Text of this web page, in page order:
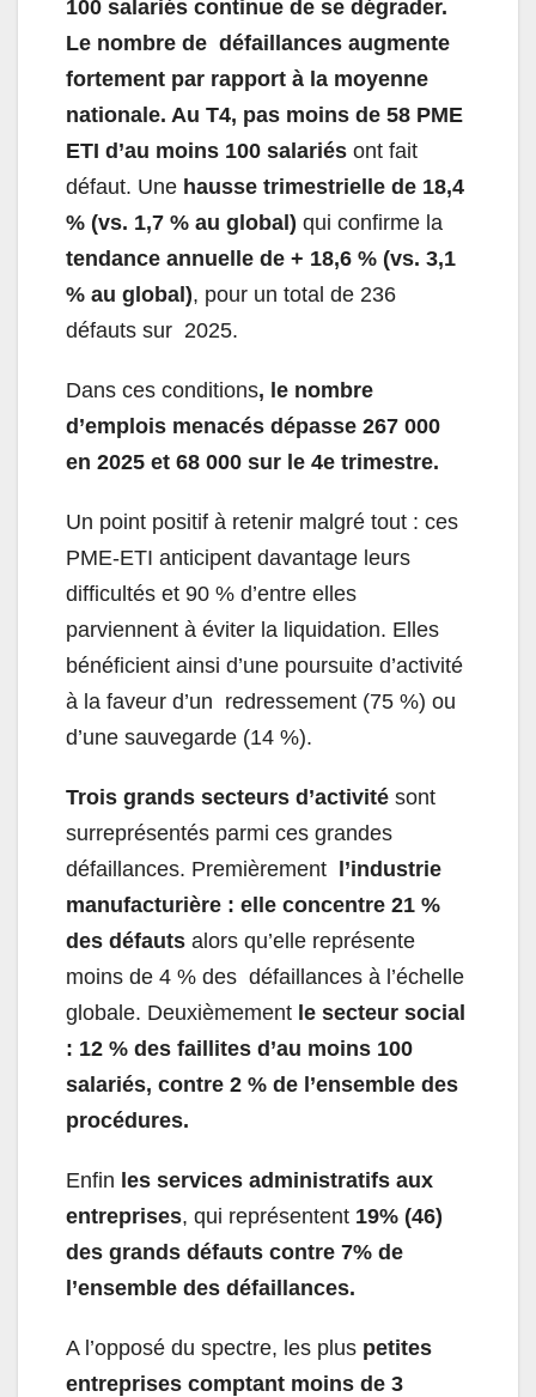
100 salariés continue de se dégrader.
Le nombre de défaillances augmente
fortement par rapport à la moyenne
nationale. Au T4, pas moins de 58 PME
ETI d’au moins 100 salariés ont fait
défaut. Une hausse trimestrielle de 18,4
% (vs. 1,7 % au global) qui confirme la
tendance annuelle de + 18,6 % (vs. 3,1
% au global), pour un total de 236
défauts sur 2025.
Dans ces conditions, le nombre
d’emplois menacés dépasse 267 000
en 2025 et 68 000 sur le 4e trimestre.
Un point positif à retenir malgré tout : ces
PME-ETI anticipent davantage leurs
difficultés et 90 % d’entre elles
parviennent à éviter la liquidation. Elles
bénéficient ainsi d’une poursuite d’activité
à la faveur d’un redressement (75 %) ou
d’une sauvegarde (14 %).
Trois grands secteurs d’activité sont
surreprésentés parmi ces grandes
défaillances. Premièrement l’industrie
manufacturière : elle concentre 21 %
des défauts alors qu’elle représente
moins de 4 % des défaillances à l’échelle
globale. Deuxièmement le secteur social
: 12 % des faillites d’au moins 100
salariés, contre 2 % de l’ensemble des
procédures.
Enfin les services administratifs aux
entreprises, qui représentent 19% (46)
des grands défauts contre 7% de
l’ensemble des défaillances.
A l’opposé du spectre, les plus petites
entreprises comptant moins de 3